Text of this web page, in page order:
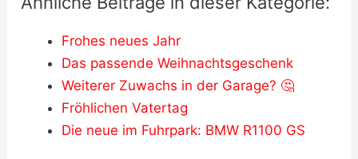
Frohes neues Jahr
Das passende Weihnachtsgeschenk
Weiterer Zuwachs in der Garage? 🤔
Fröhlichen Vatertag
Die neue im Fuhrpark: BMW R1100 GS